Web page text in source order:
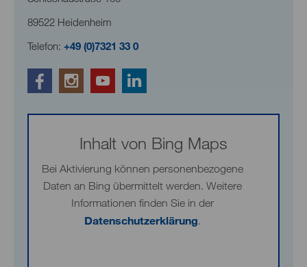
89522 Heidenheim
Telefon: +49 (0)7321 33 0
Inhalt von Bing Maps
Bei Aktivierung können personenbezogene
Daten an Bing übermittelt werden. Weitere
Informationen finden Sie in der
Datenschutzerklärung.